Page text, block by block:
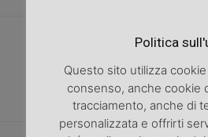
Formazione: quando
Politica
Questo sito utilizza
consenso, anche cookie
tracciamento, anche di
personalizzata e offrirti